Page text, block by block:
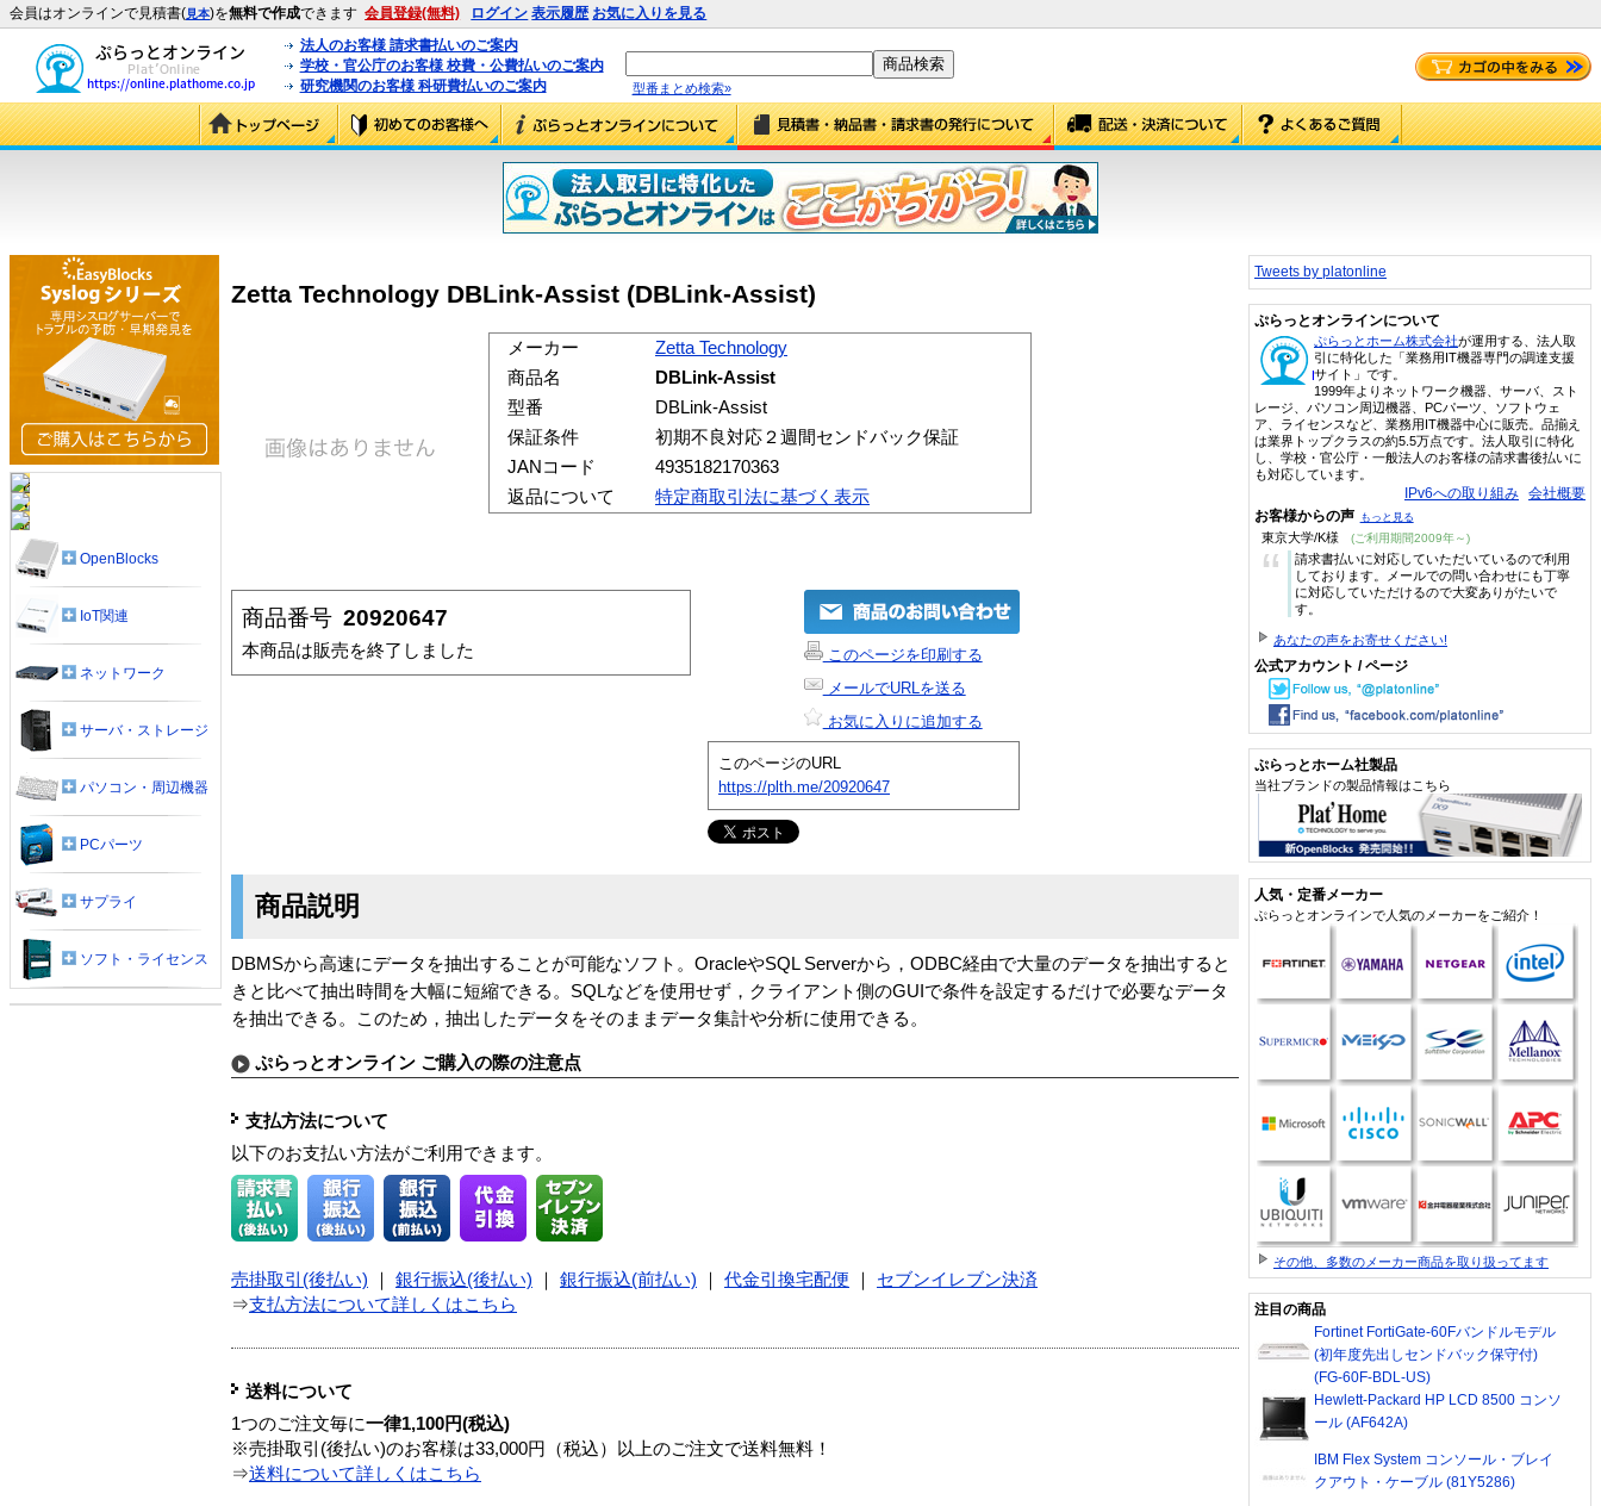
会員はオンラインで見積書(見本)を無料で作成できます 会員登録(無料) ログイン 表示履歴 お気に入りを見る
法人のお客様 請求書払いのご案内
学校・官公庁のお客様 校費・公費払いのご案内
研究機関のお客様 科研費払いのご案内
型番まとめ検索»
Zetta Technology DBLink-Assist (DBLink-Assist)
メーカー
Zetta Technology
商品名
DBLink-Assist
型番
DBLink-Assist
保証条件
初期不良対応２週間センドバック保証
JANコード
4935182170363
返品について
特定商取引法に基づく表示
商品番号 20920647
本商品は販売を終了しました
このページを印刷する
メールでURLを送る
お気に入りに追加する
このページのURL
https://plth.me/20920647
商品説明
DBMSから高速にデータを抽出することが可能なソフト。OracleやSQL Serverから，ODBC経由で大量のデータを抽出すると
きと比べて抽出時間を大幅に短縮できる。SQLなどを使用せず，クライアント側のGUIで条件を設定するだけで必要なデータ
を抽出できる。このため，抽出したデータをそのままデータ集計や分析に使用できる。
ぷらっとオンライン ご購入の際の注意点
支払方法について
以下のお支払い方法がご利用できます。
売掛取引(後払い) 銀行振込(後払い) 銀行振込(前払い) 代金引換宅配便
セブンイレブン決済
⇒支払方法について詳しくはこちら
送料について
1つのご注文毎に一律1,100円(税込)
※売掛取引(後払い)のお客様は33,000円（税込）以上のご注文で送料無料！
⇒送料について詳しくはこちら
OpenBlocks
IoT関連
ネットワーク
サーバ・ストレージ
パソコン・周辺機器
PCパーツ
サプライ
ソフト・ライセンス
Tweets by platonline
ぷらっとオンラインについて
ぷらっとホーム株式会社が運用する、法人取
引に特化した「業務用IT機器専門の調達支援
サイト」です。
1999年よりネットワーク機器、サーバ、スト
レージ、パソコン周辺機器、PCパーツ、ソフトウェ
ア、ライセンスなど、業務用IT機器中心に販売。品揃え
は業界トップクラスの約5.5万点です。法人取引に特化
し、学校・官公庁・一般法人のお客様の請求書後払いに
も対応しています。
IPv6への取り組み 会社概要
お客様からの声 もっと見る
東京大学/K様 (ご利用期間2009年～)
“
請求書払いに対応していただいているので利用
しております。メールでの問い合わせにも丁寧
に対応していただけるので大変ありがたいで
す。
あなたの声をお寄せください!
公式アカウント / ページ
ぷらっとホーム社製品
当社ブランドの製品情報はこちら
人気・定番メーカー
ぷらっとオンラインで人気のメーカーをご紹介！
その他、多数のメーカー商品を取り扱ってます
注目の商品
Fortinet FortiGate-60Fバンドルモデル
(初年度先出しセンドバック保守付)
(FG-60F-BDL-US)
Hewlett-Packard HP LCD 8500 コンソ
ール (AF642A)
IBM Flex System コンソール・ブレイ
クアウト・ケーブル (81Y5286)